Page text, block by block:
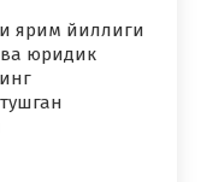
ярим йиллиги
юридик